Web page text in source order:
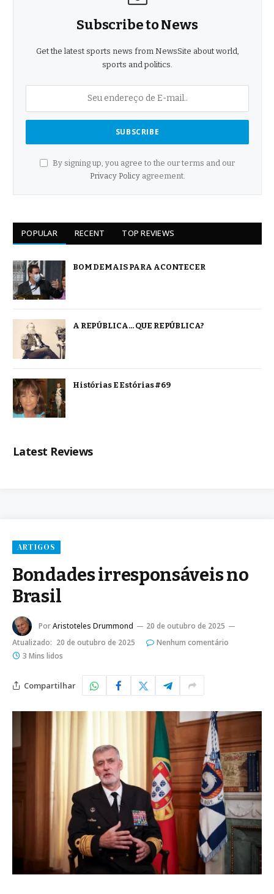
Subscribe to News
Get the latest sports news from NewsSite about world,
sports and politics.
By signing up, you agree to the our terms and our
Privacy Policyagreement.
POPULAR RECENT TOP REVIEWS
BOM DEMAIS PARA ACONTECER
A REPÚBLICA… QUE REPÚBLICA?
Histórias E Estórias #69
Latest Reviews
ARTIGOS
Bondades irresponsáveis no
Brasil
PorAristoteles Drummond
20 de outubro de 2025
Atualizado: 20 de outubro de 2025
Nenhum comentário
3 Mins lidos
Compartilhar